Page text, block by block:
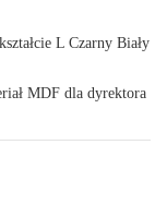
L Czarny Biały
MDF dla dyrektora